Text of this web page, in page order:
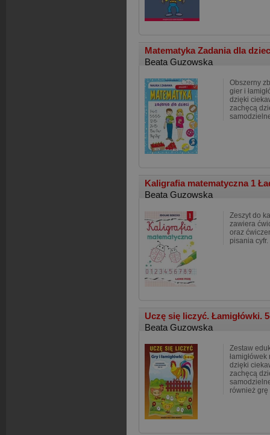
Matematyka Zadania dla
Beata Guzowska
Obszerny
gier i
dzięki
zachęcą
Kaligrafia matematyczna 1
Beata Guzowska
Zeszyt do
zawiera
oraz
pisania cyfr.
Uczę się liczyć. Łamigłówki.
Beata Guzowska
Zestaw
dzięki
zachęcą
również